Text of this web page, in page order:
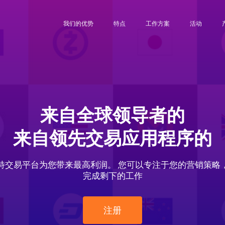
我们的优势 特点 工作方案 活动
来自全球领导者的
来自领先交易应用程序的
交易平台为您带来最高利润。 您可以专注于您的营销策略
完成剩下的工作
注册